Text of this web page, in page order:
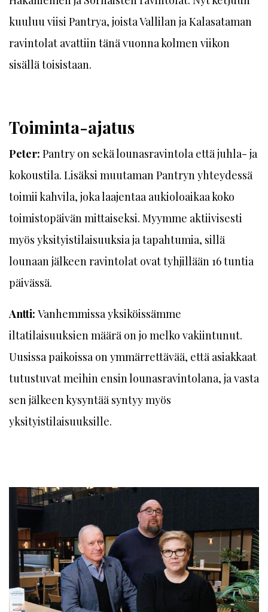
kuuluu viisi Pantrya, joista Vallilan ja Kalasataman
ravintolat avattiin tänä vuonna kolmen viikon
sisällä toisistaan.
Toiminta-ajatus
Peter: Pantry on sekä lounasravintola että juhla- ja
kokoustila. Lisäksi muutaman Pantryn yhteydessä
toimii kahvila, joka laajentaa aukioloaikaa koko
toimistopäivän mittaiseksi. Myymme aktiivisesti
myös yksityistilaisuuksia ja tapahtumia, sillä
lounaan jälkeen ravintolat ovat tyhjillään 16 tuntia
päivässä.
Antti: Vanhemmissa yksiköissämme
iltatilaisuuksien määrä on jo melko vakiintunut.
Uusissa paikoissa on ymmärrettävää, että asiakkaat
tutustuvat meihin ensin lounasravintolana, ja vasta
sen jälkeen kysyntää syntyy myös
yksityistilaisuuksille.